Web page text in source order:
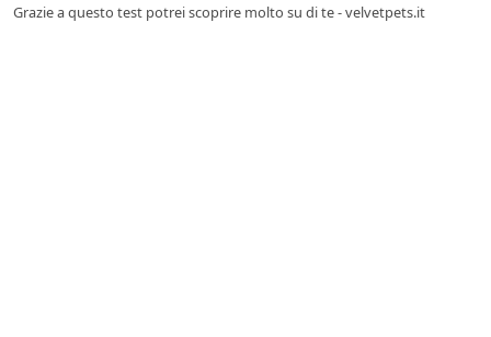
Grazie a questo test potrei scoprire molto su di te - velvetpets.it